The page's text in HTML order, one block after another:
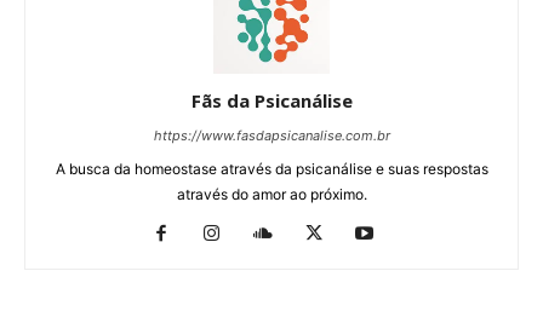
Fãs da Psicanálise
https://www.fasdapsicanalise.com.br
A busca da homeostase através da psicanálise e suas respostas
através do amor ao próximo.